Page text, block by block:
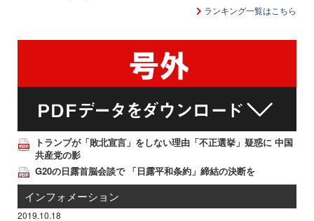
ランキング一覧はこちら
トランプが「敗北宣言」をしない理由「不正選挙」疑惑に 中国
共産党の影
G20の日露首脳会談で 「日露平和条約」締結の決断を
インフォメーション
2019.10.18